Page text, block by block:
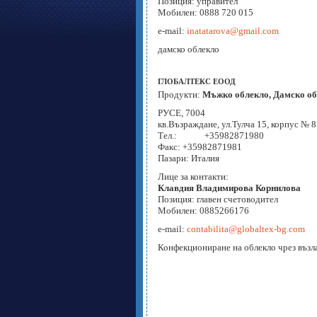
Мобилен: 0888 720 015
e-mail: inatatarova@gmail.com
дамско облекло
ГЛОБАЛТЕКС ЕООД
Продукти: Мъжко облекло, Дамско
РУСЕ, 7004
кв.Възраждане, ул.Тулча 15, корпус № 8
Тел.: +35982871980
Факс: +35982871981
Пазари: Италия
Лице за контакти:
Клавдия Владимирова Корнилова
Позиция: главен счетоводител
Мобилен: 0885266176
e-mail: contabilita@globaltex-bg.com
Конфекциониране на облекло чрез